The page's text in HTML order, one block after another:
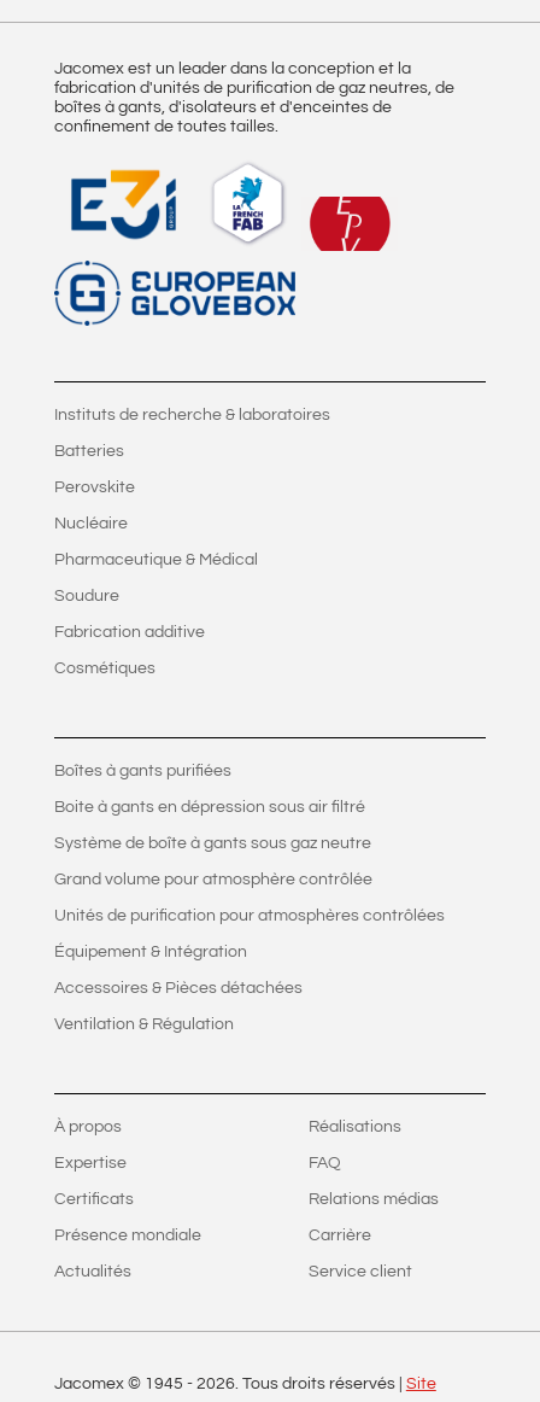
Jacomex est un leader dans la conception et la
fabrication d'unités de purification de gaz neutres, de
boîtes à gants, d'isolateurs et d'enceintes de
confinement de toutes tailles.
Instituts de recherche & laboratoires
Batteries
Perovskite
Nucléaire
Pharmaceutique & Médical
Soudure
Fabrication additive
Cosmétiques
Boîtes à gants purifiées
Boite à gants en dépression sous air filtré
Système de boîte à gants sous gaz neutre
Grand volume pour atmosphère contrôlée
Unités de purification pour atmosphères contrôlées
Équipement & Intégration
Accessoires & Pièces détachées
Ventilation & Régulation
À propos
Expertise
Certificats
Présence mondiale
Actualités
Réalisations
FAQ
Relations médias
Carrière
Service client
Jacomex © 1945 - 2026. Tous droits réservés | Site